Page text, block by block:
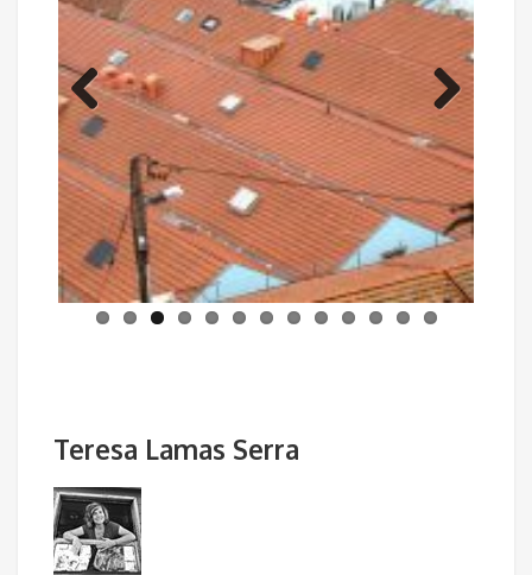
Previous Next
Teresa Lamas Serra